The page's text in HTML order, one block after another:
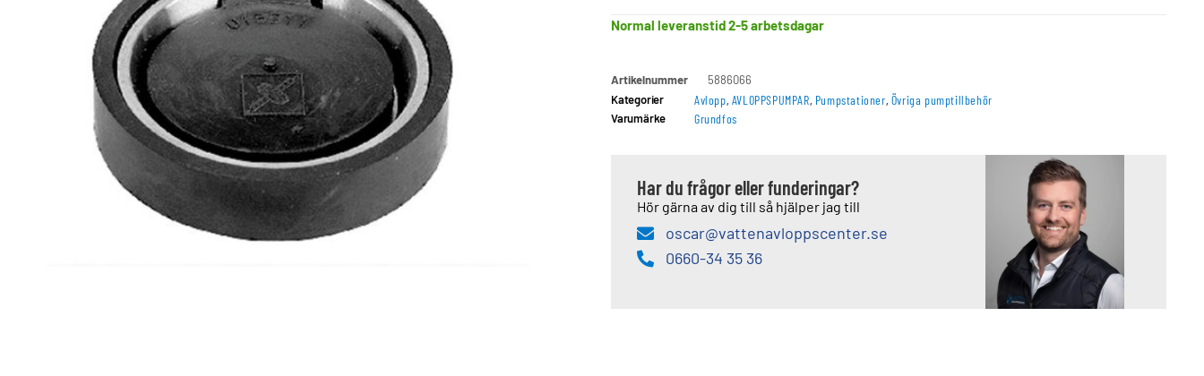
Normal leveranstid 2-5 arbetsdagar
Artikelnummer
5886066
Kategorier
Avlopp, AVLOPPSPUMPAR, Pumpstationer, Övriga pumptillbehör
Varumärke Grundfos
Har du frågor eller funderingar?
Hör gärna av dig till så hjälper jag till
oscar@vattenavloppscenter.se
0660-34 35 36